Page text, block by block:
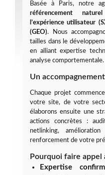
Basée à Paris, notre
référencement
l’expérience utilisateur
(GEO). Nous
tailles dans le
en alliant expertise
analyse comportementale.
Un
Chaque projet
votre site, de votre
élaborons ensuite une
actions concrètes :
netlinking,
renforcement de votre
Pourquoi faire appel
Expertise